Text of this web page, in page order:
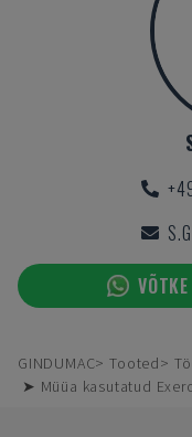
GINDUMAC Tooted
➤ Müüa kasutatud